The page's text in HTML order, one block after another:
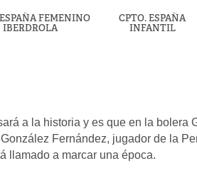
FEMENINO
IBERDROLA
CPTO. ESPAÑA
INFANTIL
a la historia y es que en la bolera
Fernández, jugador de la
llamado a marcar una época.